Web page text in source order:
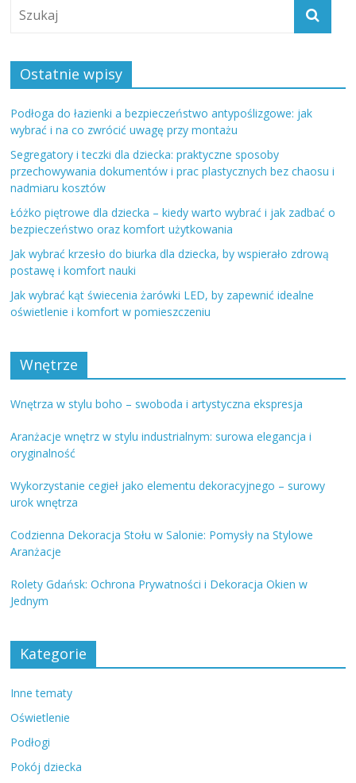
Ostatnie wpisy
Podłoga do łazienki a bezpieczeństwo antypoślizgowe: jak
wybrać i na co zwrócić uwagę przy montażu
Segregatory i teczki dla dziecka: praktyczne sposoby
przechowywania dokumentów i prac plastycznych bez chaosu i
nadmiaru kosztów
Łóżko piętrowe dla dziecka – kiedy warto wybrać i jak zadbać o
bezpieczeństwo oraz komfort użytkowania
Jak wybrać krzesło do biurka dla dziecka, by wspierało zdrową
postawę i komfort nauki
Jak wybrać kąt świecenia żarówki LED, by zapewnić idealne
oświetlenie i komfort w pomieszczeniu
Wnętrze
Wnętrza w stylu boho – swoboda i artystyczna ekspresja
Aranżacje wnętrz w stylu industrialnym: surowa elegancja i
oryginalność
Wykorzystanie cegieł jako elementu dekoracyjnego – surowy
urok wnętrza
Codzienna Dekoracja Stołu w Salonie: Pomysły na Stylowe
Aranżacje
Rolety Gdańsk: Ochrona Prywatności i Dekoracja Okien w
Jednym
Kategorie
Inne tematy
Oświetlenie
Podłogi
Pokój dziecka